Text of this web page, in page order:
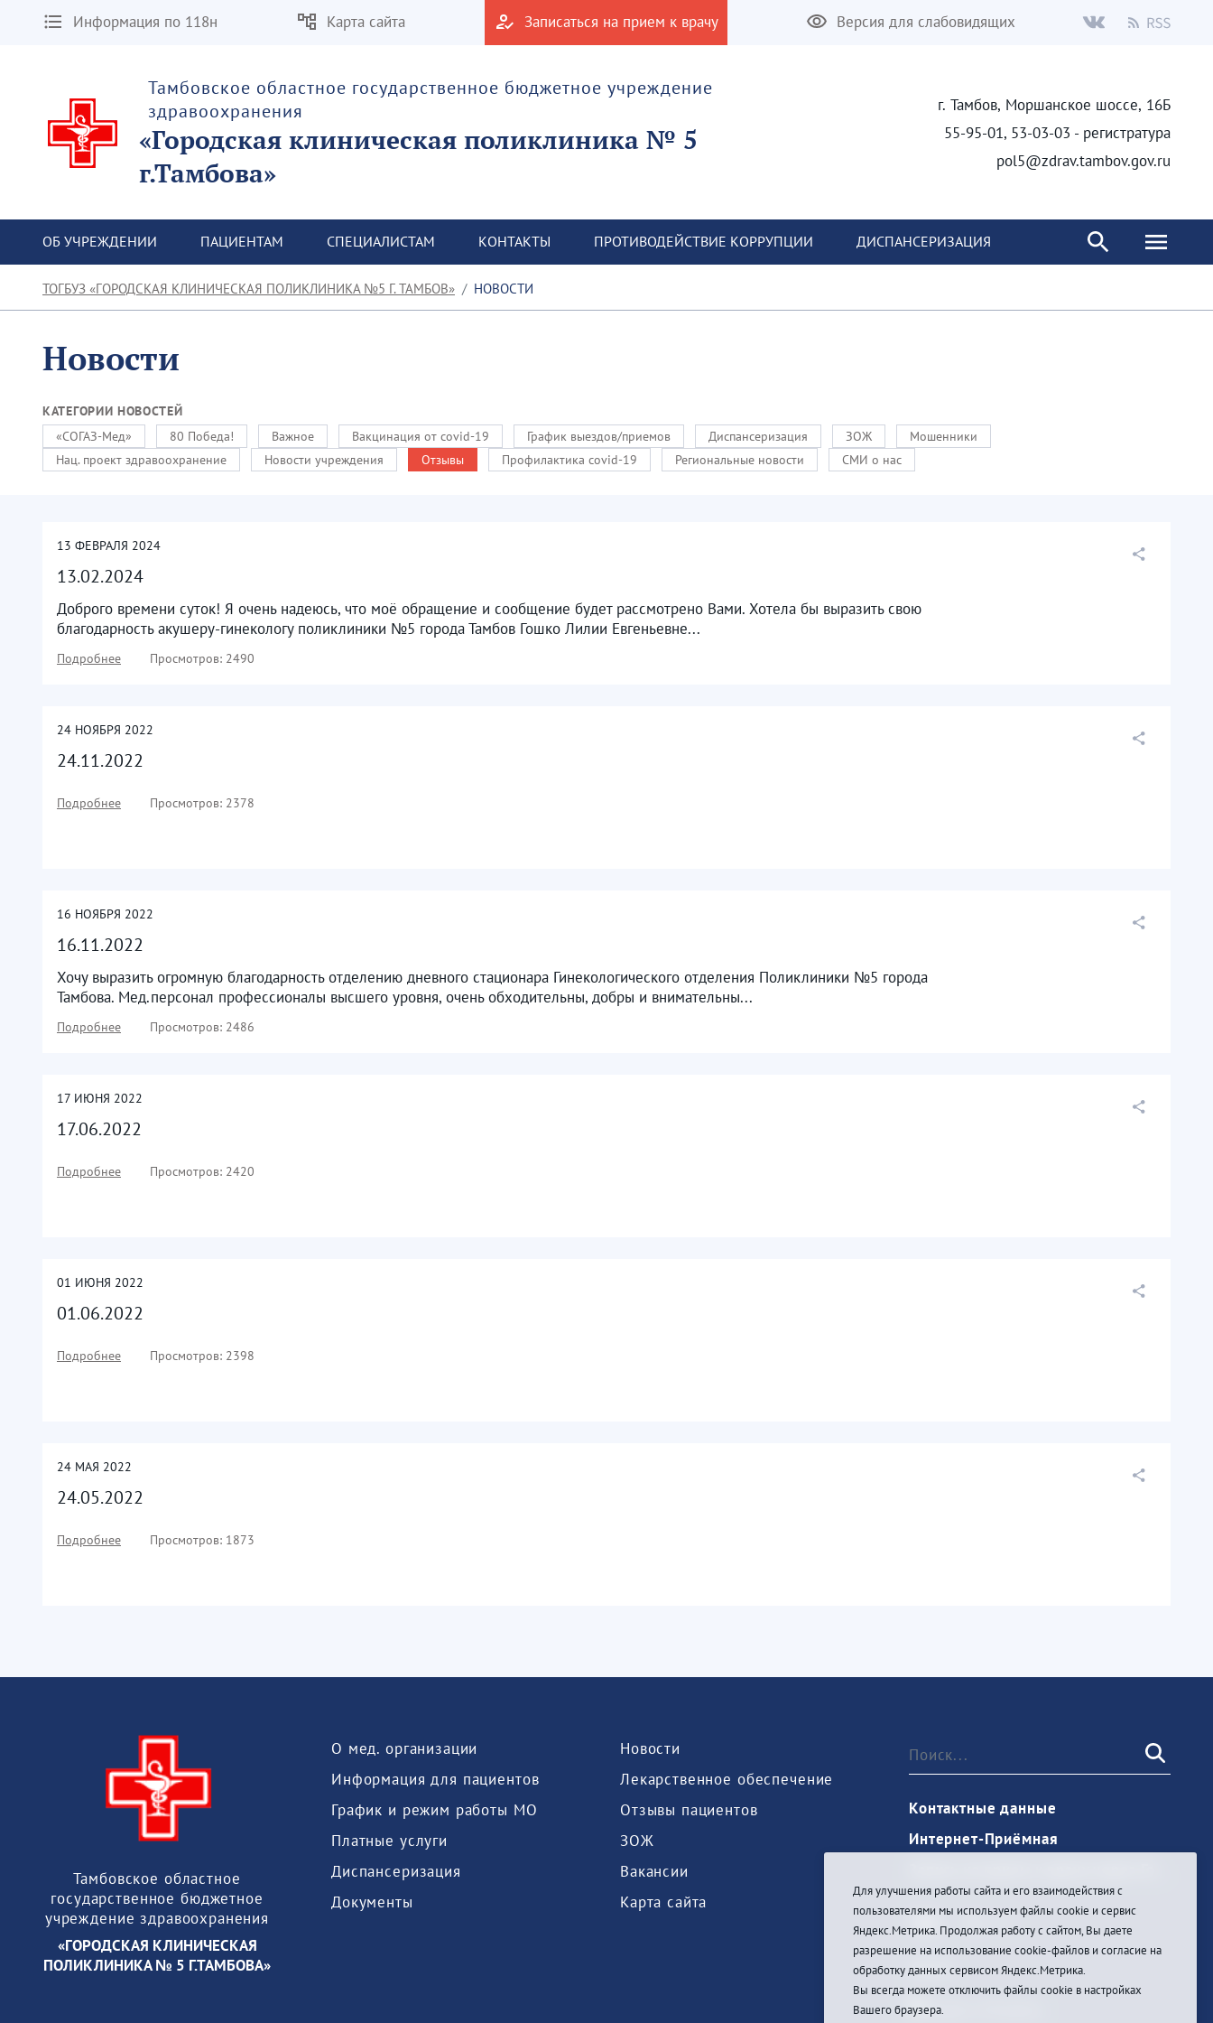
Информация по 118н Карта сайта Записаться на прием к врачу Версия для слабовидящих
Тамбовское областное государственное бюджетное учреждение
здравоохранения
«Городская клиническая поликлиника № 5
г.Тамбова»
г. Тамбов, Моршанское шоссе, 16Б
55-95-01, 53-03-03 - регистратура
pol5@zdrav.tambov.gov.ru
ОБ УЧРЕЖДЕНИИ ПАЦИЕНТАМ СПЕЦИАЛИСТАМ КОНТАКТЫ ПРОТИВОДЕЙСТВИЕ КОРРУПЦИИ ДИСПАНСЕРИЗАЦИЯ
ТОГБУЗ «ГОРОДСКАЯ КЛИНИЧЕСКАЯ ПОЛИКЛИНИКА №5 Г. ТАМБОВ» НОВОСТИ
Новости
КАТЕГОРИИ НОВОСТЕЙ
«СОГАЗ-Мед»
80 Победа! Важное Вакцинация от covid-19 График выездов/приемов Диспансеризация ЗОЖ
Мошенники
Нац. проект здравоохранение
Новости учреждения Отзывы Профилактика covid-19 Региональные новости СМИ о нас
13 ФЕВРАЛЯ 2024
13.02.2024
Доброго времени суток! Я очень надеюсь, что моё обращение и сообщение будет рассмотрено Вами. Хотела бы выразить свою
благодарность акушеру-гинекологу поликлиники №5 города Тамбов Гошко Лилии Евгеньевне...
Подробнее Просмотров: 2490
24 НОЯБРЯ 2022
24.11.2022
Подробнее Просмотров: 2378
16 НОЯБРЯ 2022
16.11.2022
Хочу выразить огромную благодарность отделению дневного стационара Гинекологического отделения Поликлиники №5 города
Тамбова. Мед.персонал профессионалы высшего уровня, очень обходительны, добры и внимательны...
Подробнее Просмотров: 2486
17 ИЮНЯ 2022
17.06.2022
Подробнее Просмотров: 2420
01 ИЮНЯ 2022
01.06.2022
Подробнее Просмотров: 2398
24 МАЯ 2022
24.05.2022
Подробнее Просмотров: 1873
Тамбовское областное
государственное бюджетное
учреждение здравоохранения
«ГОРОДСКАЯ КЛИНИЧЕСКАЯ
ПОЛИКЛИНИКА № 5 Г.ТАМБОВА»
О мед. организации
Информация для пациентов
График и режим работы МО
Платные услуги
Диспансеризация
Документы
Новости
Лекарственное обеспечение
Отзывы пациентов
ЗОЖ
Вакансии
Карта сайта
Контактные данные
Интернет-Приёмная
Войти
Для улучшения работы сайта и его взаимодействия с
пользователями мы используем файлы cookie и сервис
Яндекс.Метрика. Продолжая работу с сайтом, Вы даете
разрешение на использование cookie-файлов и согласие на
обработку данных сервисом Яндекс.Метрика.
Вы всегда можете отключить файлы cookie в настройках
Вашего браузера.